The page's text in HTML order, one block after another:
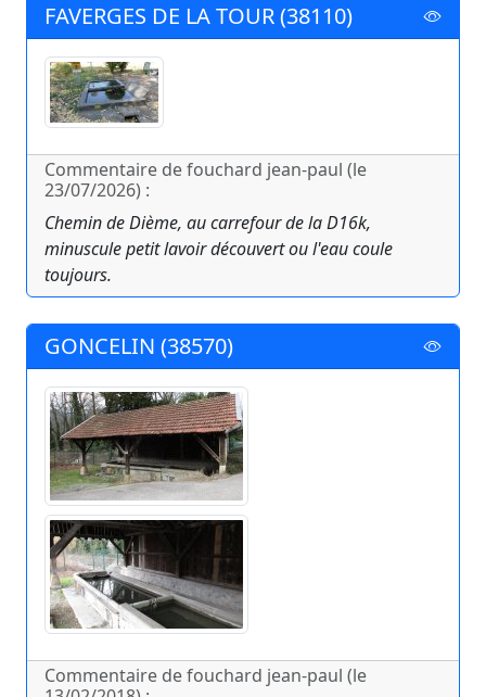
FAVERGES DE LA TOUR (38110)
Commentaire de fouchard jean-paul (le
23/07/2026) :
Chemin de Dième, au carrefour de la D16k,
minuscule petit lavoir découvert ou l'eau coule
toujours.
GONCELIN (38570)
Commentaire de fouchard jean-paul (le